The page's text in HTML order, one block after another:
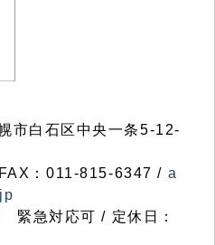
白石区中央一条5-12-
：011-815-6347 / a
急対応可 / 定休日：